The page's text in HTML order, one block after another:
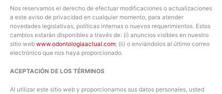
Nos reservamos el derecho de efectuar modificaciones o actualizaciones
a este aviso de privacidad en cualquier momento, para atender
novedades legislativas, políticas internas o nuevos requerimientos. Estos
cambios estarán disponibles a través de: (i) anuncios visibles en nuestro
sitio web www.odontologiaactual.com; (ii) o enviándolos al último correo
electrónico que nos haya proporcionado.
ACEPTACIÓN DE LOS TÉRMINOS
Al utilizar este sitio web y proporcionarnos sus datos personales, usted